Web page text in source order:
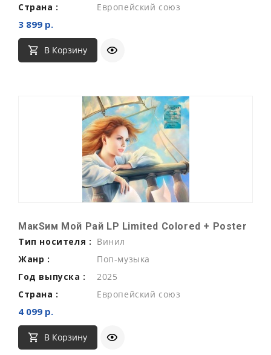
Страна :
Европейский союз
3 899 р.
В Корзину
МакSим Мой Рай LP Limited Colored + Poster
Тип носителя : Винил
Жанр :
Поп-музыка
Год выпуска :
2025
Страна :
Европейский союз
4 099 р.
В Корзину